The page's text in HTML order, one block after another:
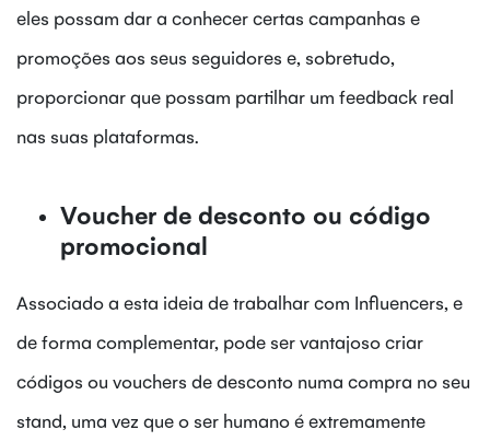
eles possam dar a conhecer certas campanhas e
promoções aos seus seguidores e, sobretudo,
proporcionar que possam partilhar um feedback real
nas suas plataformas.
Voucher de desconto ou código
promocional
Associado a esta ideia de trabalhar com Influencers, e
de forma complementar, pode ser vantajoso criar
códigos ou vouchers de desconto numa compra no seu
stand, uma vez que o ser humano é extremamente